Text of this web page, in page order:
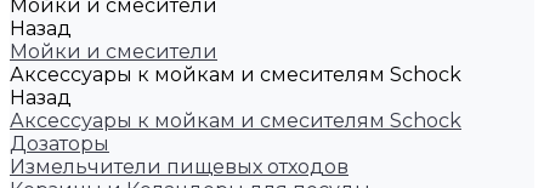
Мойки и смесители
Назад
Мойки и смесители
Аксессуары к мойкам и смесителям Schock
Назад
Аксессуары к мойкам и смесителям Schock
Дозаторы
Измельчители пищевых отходов